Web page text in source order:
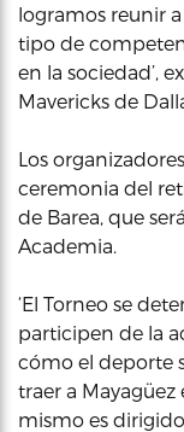
logramos reunir
tipo de
en la sociedad’,
Mavericks de
Los
ceremonia del
de Barea, que
Academia.
‘El Torneo se
participen de la
cómo el deporte
traer a Mayagüez
mismo es